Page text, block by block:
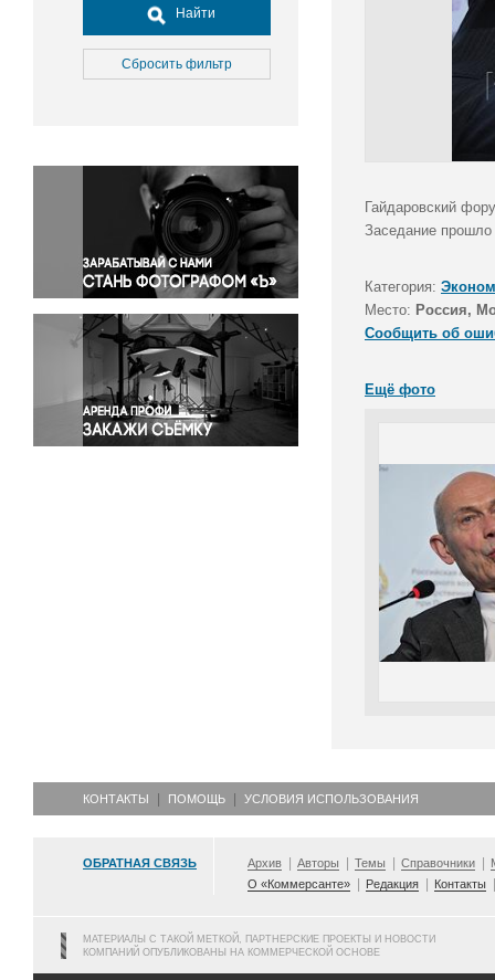
Досуг, туризм и отдых
Культура
Медицина
Окружающая среда
Политика
Правосудие
Происшествия и конфликты
Религия
Светская жизнь
Спорт
Экология
Экономика и бизнес
Найти
Сбросить фильтр
Гайдаровский
Заседание прошло
Категория:
Место: Россия,
Сообщить об
Ещё фото
КОНТАКТЫ ПОМОЩЬ УСЛОВИЯ ИСПОЛЬЗОВАНИЯ
ОБРАТНАЯ СВЯЗЬ Архив Авторы Темы Справочники
О «Коммерсанте»
Редакция Контакты
МАТЕРИАЛЫ С ТАКОЙ МЕТКОЙ, ПАРТНЕРСКИЕ ПРОЕКТЫ И НОВОСТИ
КОМПАНИЙ ОПУБЛИКОВАНЫ НА КОММЕРЧЕСКОЙ ОСНОВЕ